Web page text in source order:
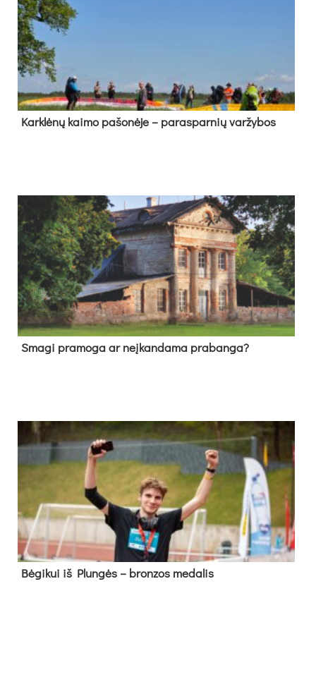
Kark­lė­nų kai­mo pa­šo­nė­je – pa­ras­par­nių var­žy­bos
Sma­gi pra­mo­ga ar neį­kan­da­ma pra­ban­ga?
Bė­gi­kui iš Plun­gės – bron­zos me­da­lis